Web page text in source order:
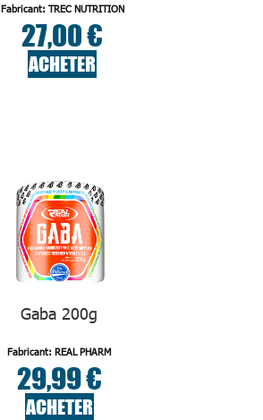
Fabricant: TREC NUTRITION
27,00 €
ACHETER
Gaba 200g
Fabricant: REAL PHARM
29,99 €
ACHETER